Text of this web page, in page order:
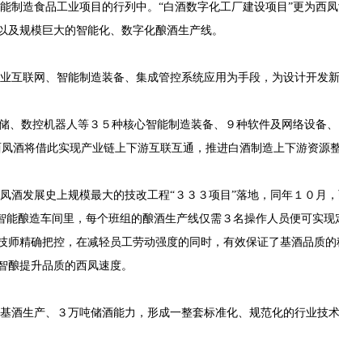
制造食品工业项目的行列中。“白酒数字化工厂建设项目”更为西
规模巨大的智能化、数字化酿酒生产线。
联网、智能制造装备、集成管控系统应用为手段，为设计开发
、数控机器人等３５种核心智能制造装备、９种软件及网络设备
酒将借此实现产业链上下游互联互通，推进白酒制造上下游资源
发展史上规模最大的技改工程“３３３项目”落地，同年１０月
酿造车间里，每个班组的酿酒生产线仅需３名操作人员便可实
精确把控，在减轻员工劳动强度的同时，有效保证了基酒品质
提升品质的西凤速度。
生产、３万吨储酒能力，形成一整套标准化、规范化的行业技